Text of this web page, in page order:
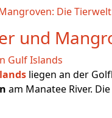
und
Gulf Islands
liegen an der
am Manatee River.